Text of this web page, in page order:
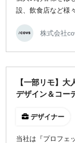
設、飲食店など様
株式会社
【一部リモ】
デザイン＆コー
デザイナー
当社は『プロフェ